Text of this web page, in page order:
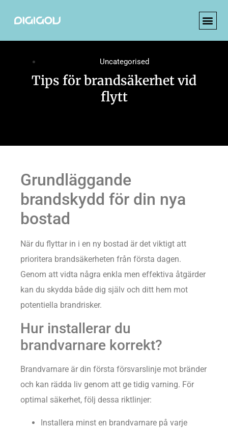
Uncategorised
Tips för brandsäkerhet vid
flytt
Grundläggande
brandskydd för din nya
bostad
När du flyttar in i en ny bostad är det viktigt att
prioritera brandsäkerheten från första dagen.
Genom att vidta några enkla men effektiva åtgärder
kan du skydda både dig själv och ditt hem mot
potentiella brandrisker.
Hur installerar du
brandvarnare korrekt?
Brandvarnare är din första försvarslinje mot bränder
och kan rädda liv genom att ge tidig varning. För
optimal säkerhet, följ dessa riktlinjer:
Installera minst en brandvarnare på varje